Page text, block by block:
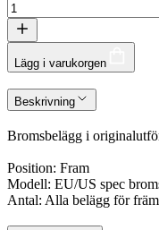
Lägg i varukorgen
Beskrivning
Bromsbelägg i
Position: Fram
Modell: EU/US spec
Antal: Alla belägg för